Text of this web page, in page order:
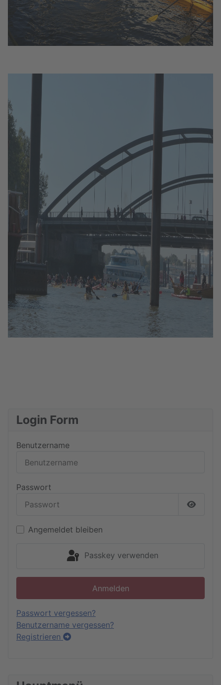
Login Form
Benutzername
Passwort
Angemeldet bleiben
Passkey verwenden
Anmelden
Passwort vergessen?
Benutzername vergessen?
Registrieren